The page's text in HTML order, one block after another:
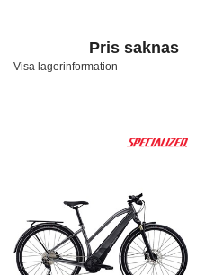
Pris saknas
Visa lagerinformation